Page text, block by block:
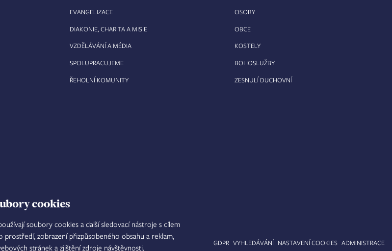
cookies
soubory cookies a další sledovací nástroje s cílem
prostředí, zobrazení přizpůsobeného obsahu a reklam,
stránek a zjištění zdroje návštěvnosti.
EVANGELIZACE
DIAKONIE, CHARITA A MISIE
VZDĚLÁVÁNÍ A MÉDIA
SPOLUPRACUJEME
ŘEHOLNÍ KOMUNITY
OSOBY
OBCE
KOSTELY
BOHOSLUŽBY
ZESNULÍ DUCHOVNÍ
TISKOVÝ MLUVČÍ MAPA STRÁNEK GDPR VYHLEDÁVÁNÍ NASTAVENÍ COOKIES ADMINISTRACE